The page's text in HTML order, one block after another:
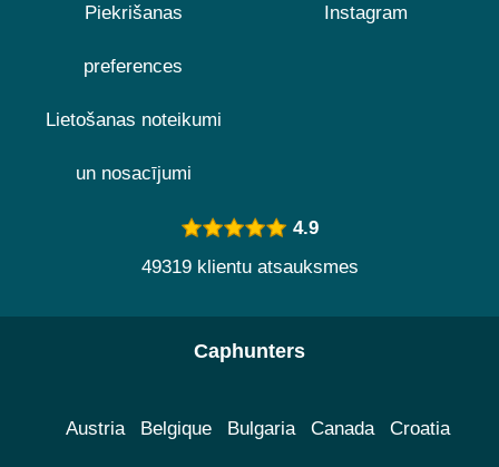
Piekrišanas
preferences
Lietošanas noteikumi
un nosacījumi
Instagram
4.9
49319 klientu atsauksmes
Caphunters
Austria Belgique Bulgaria Canada Croatia